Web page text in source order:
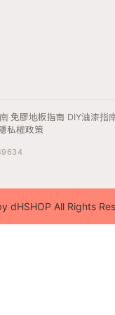
·免膠地板指南 ·DIY油漆指
隱私權政策
All Rights